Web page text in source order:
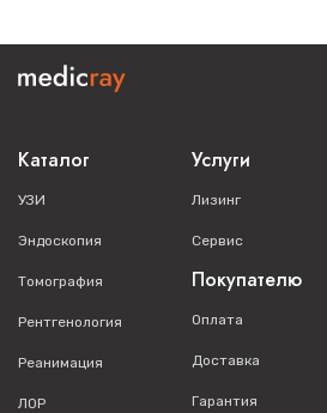
Каталог
УЗИ
Эндоскопия
Томография
Рентгенология
Реанимация
ЛОР
Услуги
Лизинг
Сервис
Покупателю
Оплата
Доставка
Гарантия